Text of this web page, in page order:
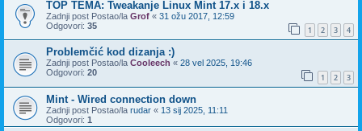
TOP TEMA: Tweakanje Linux Mint 17.x i 18.x
Zadnji post Postao/la Grof « 31 ožu 2017, 12:59
Odgovori: 35 1 2 3 4
Problemčić kod dizanja :)
Zadnji post Postao/la Cooleech « 28 vel 2025, 19:46
Odgovori: 20 1 2 3
Mint - Wired connection down
Zadnji post Postao/la rudar « 13 sij 2025, 11:11
Odgovori: 1